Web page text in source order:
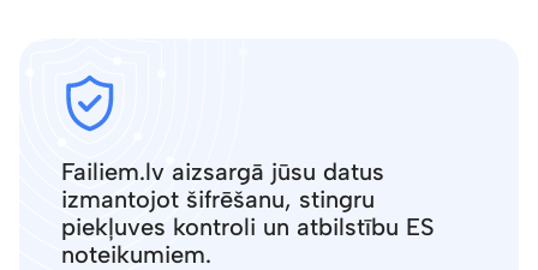
Failiem.lv aizsargā jūsu datus
izmantojot šifrēšanu, stingru
piekļuves kontroli un atbilstību ES
noteikumiem.